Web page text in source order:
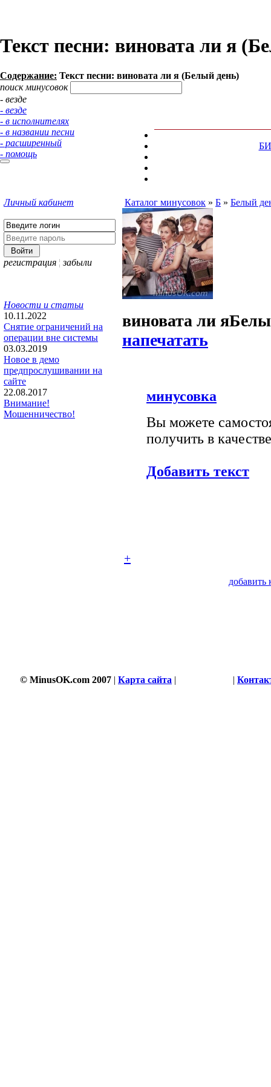
Текст песни: виновата ли я
Содержание: Текст песни: виновата ли я (Белый день)
поиск минусовок
- везде
- везде
- в исполнителях
- в названии песни
- расширенный
- помощь
Личный кабинет
регистрация ¦ забыли
Новости и статьи
10.11.2022
Снятие ограничений на
операции вне системы
03.03.2019
Новое в демо
предпрослушивании на
сайте
22.08.2017
Внимание!
Мошенничество!
Каталог минусовок » Б » Белый
виновата ли я
напечатать
минусовка
Вы можете
получить в
Добавить текст
+
добавить
© MinusOK.com 2007 | Карта сайта | |